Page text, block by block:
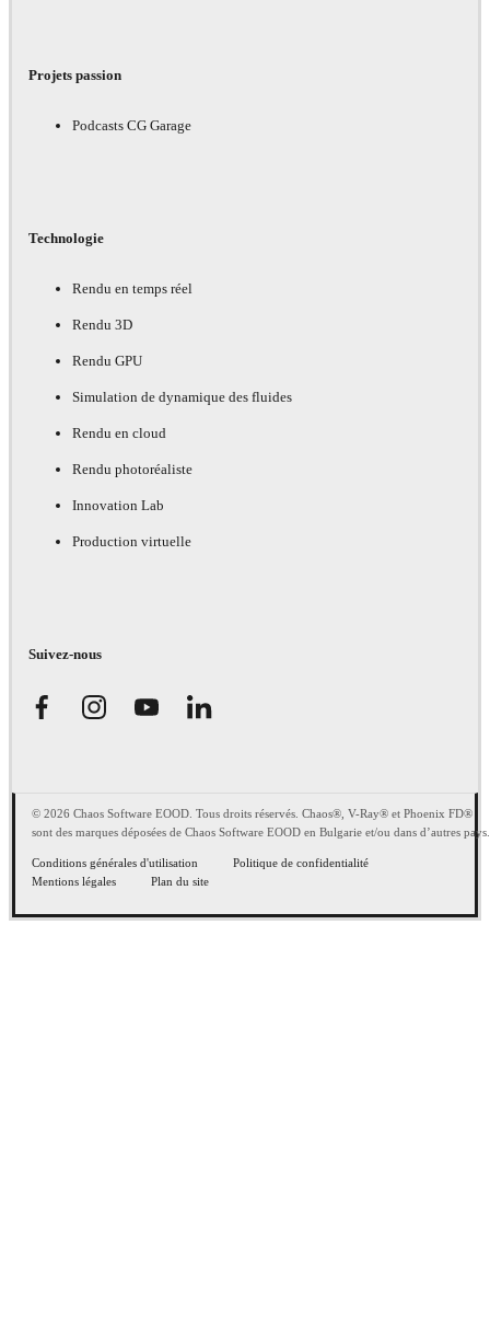
Projets passion
Podcasts CG Garage
Technologie
Rendu en temps réel
Rendu 3D
Rendu GPU
Simulation de dynamique des fluides
Rendu en cloud
Rendu photoréaliste
Innovation Lab
Production virtuelle
Suivez-nous
© 2026 Chaos Software EOOD. Tous droits réservés. Chaos®, V-Ray® et Phoenix FD®
sont des marques déposées de Chaos Software EOOD en Bulgarie et/ou dans d’autres pays.
Conditions générales d'utilisation
Politique de confidentialité
Mentions légales
Plan du site